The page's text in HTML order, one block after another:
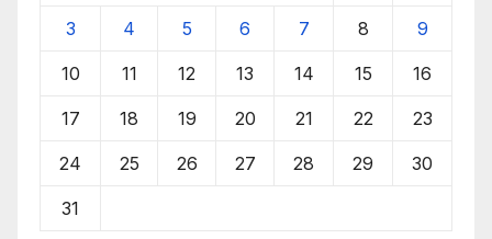
3 4 5 6 7 8 9
10 11 12 13 14 15 16
17 18 19 20 21 22 23
24 25 26 27 28 29 30
31